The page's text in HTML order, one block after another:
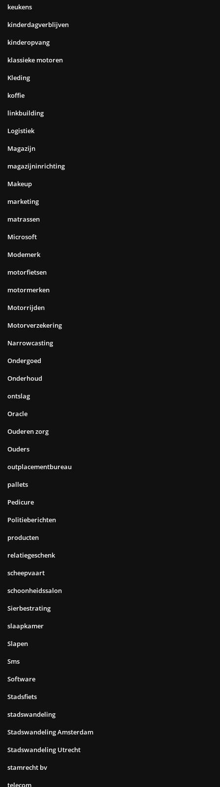
keukens
kinderdagverblijven
kinderopvang
klassieke motoren
Kleding
koffie
linkbuilding
Logistiek
Magazijn
magazijninrichting
Makeup
marketing
matrassen
Microsoft
Modemerk
motorfietsen
motormerken
Motorrijden
Motorverzekering
Narrowcasting
Ondergoed
Onderhoud
ontslag
Oracle
Ouderen zorg
Ouders
outplacementbureau
pallets
Pedicure
Politieberichten
producten
relatiegeschenk
scheepvaart
schoonheidssalon
Sierbestrating
slaapkamer
Slapen
Sms
Software
Stadsfiets
stadswandeling
Stadswandeling Amsterdam
Stadswandeling Utrecht
stamrecht bv
telecom